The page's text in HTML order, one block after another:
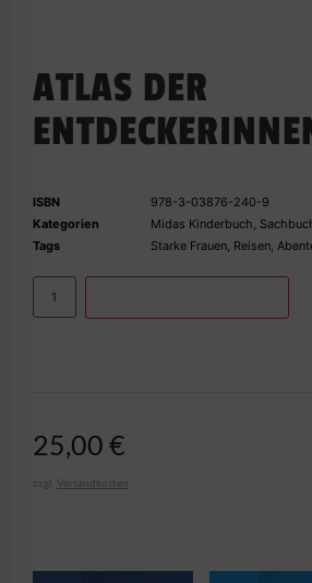
ATLAS DER
ISBN
978-3-03876-240-9
Kategorien
Midas Kinderbuch,
Tags
Starke Frauen, Reisen,
25,00 €
zzgl. Versandkosten